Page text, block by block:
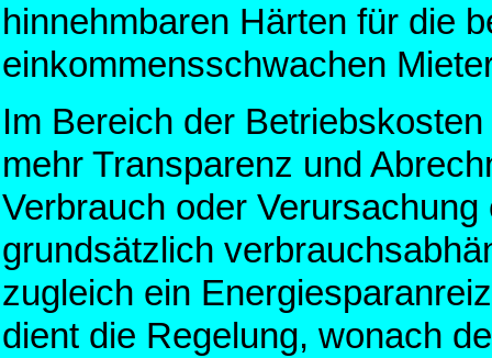
hinnehmbaren Härten für die
einkommensschwachen
Im Bereich der
mehr Transparenz und
Verbrauch oder
grundsätzlich
zugleich ein
dient die Regelung, wonach